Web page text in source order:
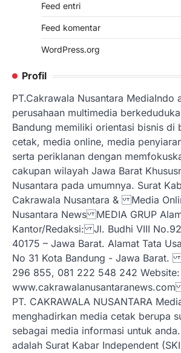
Feed entri
Feed komentar
WordPress.org
Profil
PT.Cakrawala Nusantara MediaIndo
perusahaan multimedia
Bandung memiliki orientasi bisnis di
cetak, media online, media
serta periklanan dengan
cakupan wilayah Jawa Barat
Nusantara pada umumnya. Surat
Cakrawala Nusantara & Media
Nusantara News MEDIA GRUP
Kantor/Redaksi: Jl. Budhi VIII
40175 – Jawa Barat. Alamat Tata
No 31 Kota Bandung - Jawa Barat.
296 855, 081 222 548 242 Website:
PT. CAKRAWALA NUSANTARA
menghadirkan media cetak berupa
sebagai media informasi untuk
adalah Surat Kabar Independent